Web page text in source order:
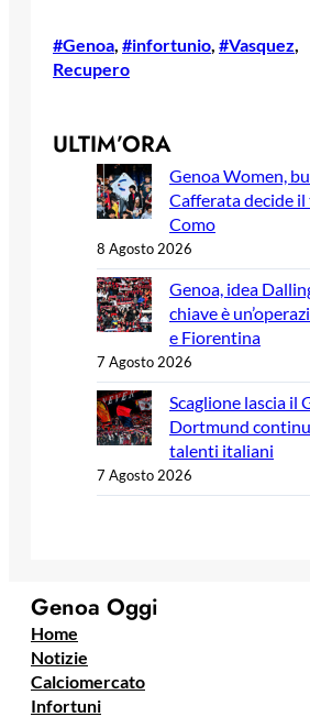
#Genoa, #infortunio, #Vasquez
Recupero
ULTIM’ORA
Genoa Women,
Cafferata decide
Como
8 Agosto 2026
Genoa, idea
chiave è
e Fiorentina
7 Agosto 2026
Scaglione lascia il
Dortmund
talenti italiani
7 Agosto 2026
Genoa Oggi
Home
Notizie
Calciomercato
Infortuni